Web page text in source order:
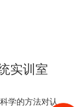
实训室
学的方法对认